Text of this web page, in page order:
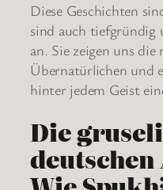
Diese Geschichten
sind auch tiefgründig
an. Sie zeigen uns die
Übernatürlichen und
hinter jedem Geist
Die